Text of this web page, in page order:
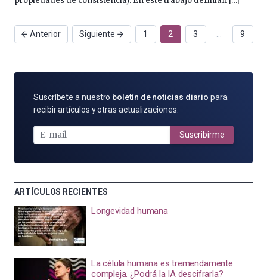
Anterior Siguiente 1 2 3 9
SUSCRÍBETE
POR
MAIL
Suscríbete a nuestro boletín de noticias diario para
recibir artículos y otras actualizaciones.
Suscribirme
ARTÍCULOS RECIENTES
Longevidad humana
La célula humana es tremendamente
compleja. ¿Podrá la IA descifrarla?